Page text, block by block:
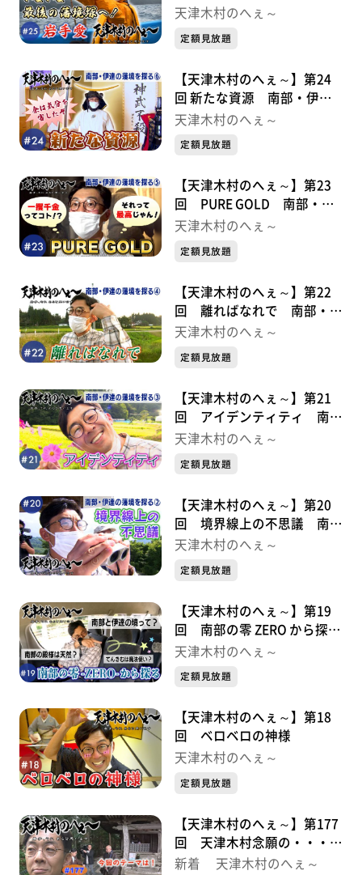
境を探る⑦
天津木村のへぇ～
定額見放題
【天津木村のへぇ～】第24
回 新たな資源 南部・伊達
の藩境を探る⑥
天津木村のへぇ～
定額見放題
【天津木村のへぇ～】第23
回 PURE GOLD 南部・伊
達の藩境を探る⑤
天津木村のへぇ～
定額見放題
【天津木村のへぇ～】第22
回 離ればなれで 南部・伊
達の藩境を探る④
天津木村のへぇ～
定額見放題
【天津木村のへぇ～】第21
回 アイデンティティ 南
部・伊達の藩境を探る③
天津木村のへぇ～
定額見放題
【天津木村のへぇ～】第20
回 境界線上の不思議 南
部・伊達の藩境を探る②
天津木村のへぇ～
定額見放題
【天津木村のへぇ～】第19
回 南部の零 ZERO から探
る 南部・伊達の藩境①
天津木村のへぇ～
定額見放題
【天津木村のへぇ～】第18
回 ベロベロの神様
天津木村のへぇ～
定額見放題
【天津木村のへぇ～】第177
回 天津木村念願の・・・義
経北行伝説序章①
新着 天津木村のへぇ～